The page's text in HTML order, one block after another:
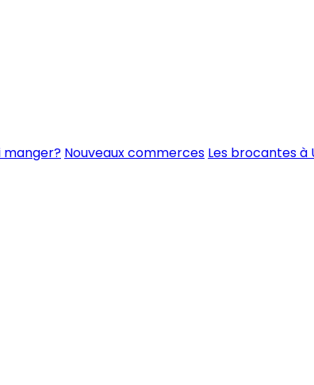
manger? Nouveaux commerces Les brocantes à